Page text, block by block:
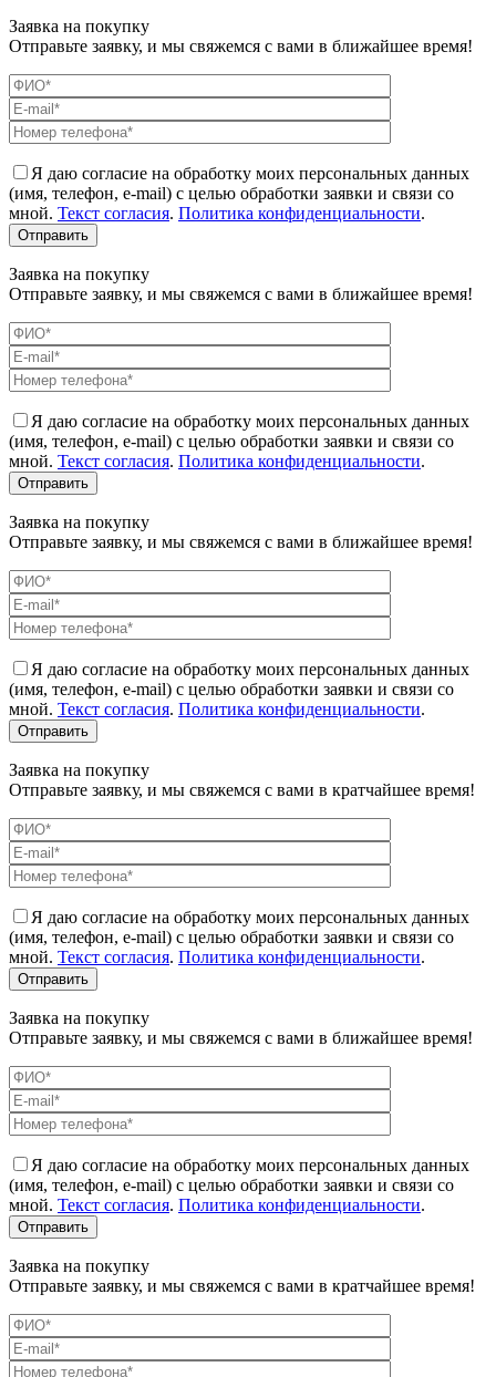
Заявка на покупку
Отправьте заявку, и мы свяжемся с вами в ближайшее время!
Я даю согласие на обработку моих персональных данных
(имя, телефон, e-mail) с целью обработки заявки и связи со
мной. Текст согласия. Политика конфиденциальности.
Заявка на покупку
Отправьте заявку, и мы свяжемся с вами в ближайшее время!
Я даю согласие на обработку моих персональных данных
(имя, телефон, e-mail) с целью обработки заявки и связи со
мной. Текст согласия. Политика конфиденциальности.
Заявка на покупку
Отправьте заявку, и мы свяжемся с вами в ближайшее время!
Я даю согласие на обработку моих персональных данных
(имя, телефон, e-mail) с целью обработки заявки и связи со
мной. Текст согласия. Политика конфиденциальности.
Заявка на покупку
Отправьте заявку, и мы свяжемся с вами в кратчайшее время!
Я даю согласие на обработку моих персональных данных
(имя, телефон, e-mail) с целью обработки заявки и связи со
мной. Текст согласия. Политика конфиденциальности.
Заявка на покупку
Отправьте заявку, и мы свяжемся с вами в ближайшее время!
Я даю согласие на обработку моих персональных данных
(имя, телефон, e-mail) с целью обработки заявки и связи со
мной. Текст согласия. Политика конфиденциальности.
Заявка на покупку
Отправьте заявку, и мы свяжемся с вами в кратчайшее время!